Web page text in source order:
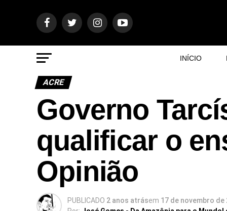
INÍCIO
ACRE
Governo
qualificar o
Opinião
PUBLICADO 2 anos atrásem 17 de novembro de